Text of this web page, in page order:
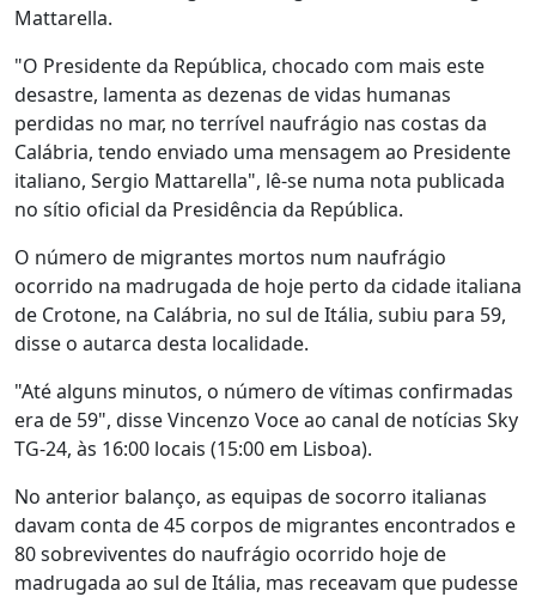
Mattarella.
"O Presidente da República, chocado com mais este
desastre, lamenta as dezenas de vidas humanas
perdidas no mar, no terrível naufrágio nas costas da
Calábria, tendo enviado uma mensagem ao Presidente
italiano, Sergio Mattarella", lê-se numa nota publicada
no sítio oficial da Presidência da República.
O número de migrantes mortos num naufrágio
ocorrido na madrugada de hoje perto da cidade italiana
de Crotone, na Calábria, no sul de Itália, subiu para 59,
disse o autarca desta localidade.
"Até alguns minutos, o número de vítimas confirmadas
era de 59", disse Vincenzo Voce ao canal de notícias Sky
TG-24, às 16:00 locais (15:00 em Lisboa).
No anterior balanço, as equipas de socorro italianas
davam conta de 45 corpos de migrantes encontrados e
80 sobreviventes do naufrágio ocorrido hoje de
madrugada ao sul de Itália, mas receavam que pudesse